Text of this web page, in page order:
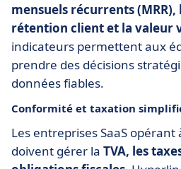
mensuels récurrents
rétention client et la valeur
indicateurs permettent aux
prendre des décisions
données fiables.
Conformité et taxation
Les entreprises SaaS opérant
doivent gérer la TVA, les